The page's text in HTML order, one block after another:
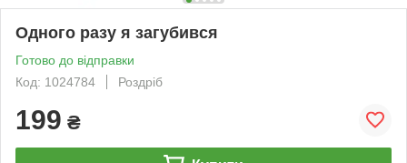
Одного разу я загубився
Готово до відправки
Код: 1024784
Роздріб
199 ₴